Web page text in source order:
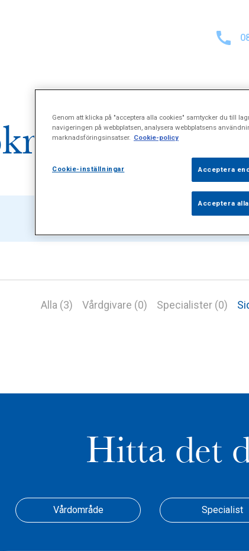
för
Alla (3) Vårdgivare (0) Specialister (0)
Hitta det
Vårdområde Specialist
Genom att klicka på "acceptera alla cookies" samtycker du till
navigeringen på webbplatsen, analysera webbplatsens
marknadsföringsinsatser. Cookie-policy
Cookie-inställningar Acceptera
Acceptera